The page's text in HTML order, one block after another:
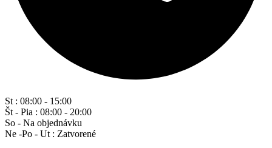
St : 08:00 - 15:00
Št - Pia : 08:00 - 20:00
So - Na objednávku
Ne -Po - Ut : Zatvorené